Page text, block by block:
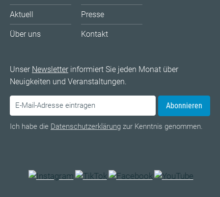
Aktuell
Über uns
Presse
Kontakt
Unser Newsletterinformiert Sie jeden Monat über
Neuigkeiten und Veranstaltungen.
Abonnieren
Ich habe die Datenschutzerklärung zur Kenntnis genommen.